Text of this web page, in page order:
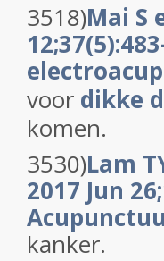
3518)Mai S
voor dikke
komen.
3530)Lam
2017 Jun
kanker.